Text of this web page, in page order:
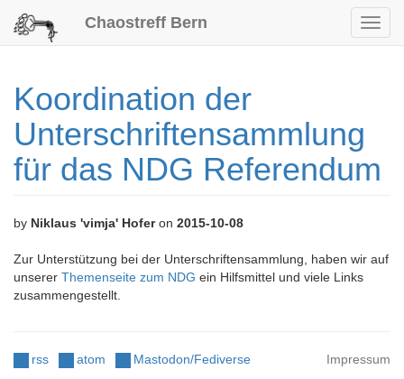
Chaostreff Bern
Koordination der
Unterschriftensammlung
für das NDG Referendum
by Niklaus 'vimja' Hoferon 2015-10-08
Zur Unterstützung bei der Unterschriftensammlung, haben wir auf
unserer Themenseite zum NDG ein Hilfsmittel und viele Links
zusammengestellt.
rss atom Mastodon/Fediverse Impressum